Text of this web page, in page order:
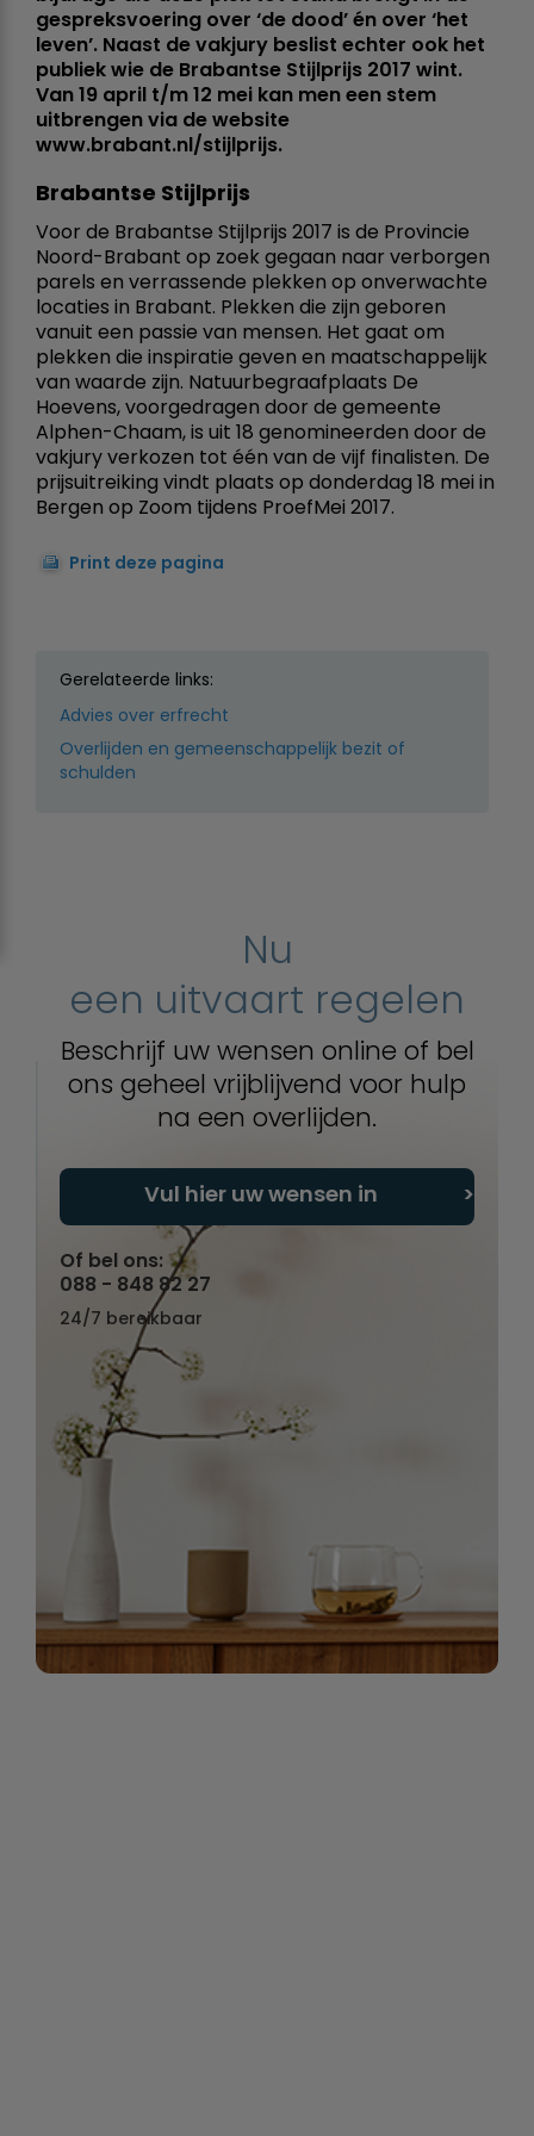
gespreksvoering over ‘de dood’ én over ‘het
leven’. Naast de vakjury beslist echter ook het
publiek wie de Brabantse Stijlprijs 2017 wint.
Van 19 april t/m 12 mei kan men een stem
uitbrengen via de website
www.brabant.nl/stijlprijs.
Brabantse Stijlprijs
Voor de Brabantse Stijlprijs 2017 is de Provincie
Noord-Brabant op zoek gegaan naar verborgen
parels en verrassende plekken op onverwachte
locaties in Brabant. Plekken die zijn geboren
vanuit een passie van mensen. Het gaat om
plekken die inspiratie geven en maatschappelijk
van waarde zijn. Natuurbegraafplaats De
Hoevens, voorgedragen door de gemeente
Alphen-Chaam, is uit 18 genomineerden door de
vakjury verkozen tot één van de vijf finalisten. De
prijsuitreiking vindt plaats op donderdag 18 mei in
Bergen op Zoom tijdens ProefMei 2017.
Print deze pagina
Gerelateerde links:
Advies over erfrecht
Overlijden en gemeenschappelijk bezit of
schulden
Nu
een uitvaart regelen
Beschrijf uw wensen online of bel
ons geheel vrijblijvend voor hulp
na een overlijden.
Vul hier uw wensen in
Of bel ons:
088 - 848 82 27
24/7 bereikbaar